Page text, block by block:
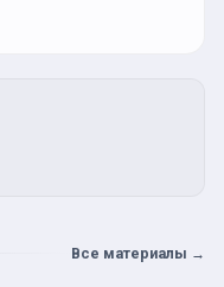
Все материалы →